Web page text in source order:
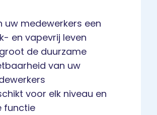
uw medewerkers een
en vapevrij leven
de duurzame
van uw
voor elk niveau en
functie